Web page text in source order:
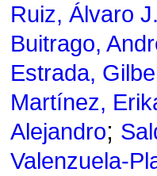
Ruiz, Álvaro J.
Buitrago,
Estrada,
Martínez,
Alejandro;
Valenzuela-